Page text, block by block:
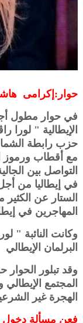
حوار:إكرامى
في حوار مطول
الإيطالية "
حزب رابطة
مع أقطاب ورموز
التواصل بين
في إيطاليا من
الستار عن الكثير
المهاجرين في
وكانت النائبة "
البرلمان الإيطالي
وقد تبلور
المجتمع
الهجرة غير
فعن مسألة دخول